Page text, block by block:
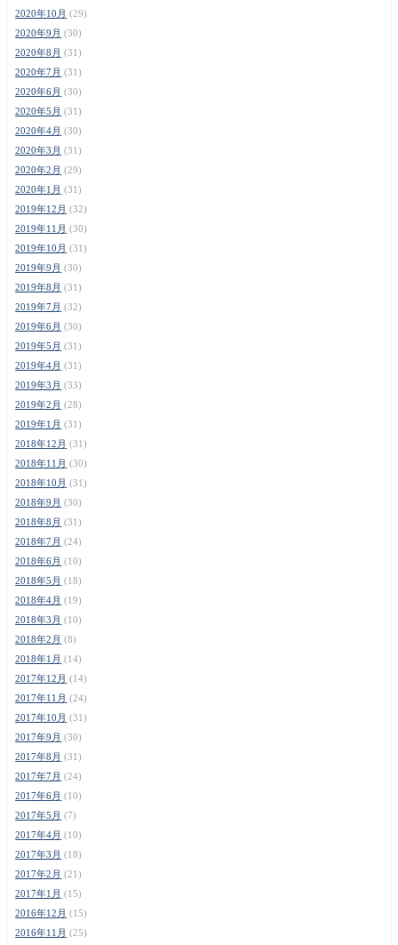
2020年10月 (29)
2020年9月 (30)
2020年8月 (31)
2020年7月 (31)
2020年6月 (30)
2020年5月 (31)
2020年4月 (30)
2020年3月 (31)
2020年2月 (29)
2020年1月 (31)
2019年12月 (32)
2019年11月 (30)
2019年10月 (31)
2019年9月 (30)
2019年8月 (31)
2019年7月 (32)
2019年6月 (30)
2019年5月 (31)
2019年4月 (31)
2019年3月 (33)
2019年2月 (28)
2019年1月 (31)
2018年12月 (31)
2018年11月 (30)
2018年10月 (31)
2018年9月 (30)
2018年8月 (31)
2018年7月 (24)
2018年6月 (10)
2018年5月 (18)
2018年4月 (19)
2018年3月 (10)
2018年2月 (8)
2018年1月 (14)
2017年12月 (14)
2017年11月 (24)
2017年10月 (31)
2017年9月 (30)
2017年8月 (31)
2017年7月 (24)
2017年6月 (10)
2017年5月 (7)
2017年4月 (10)
2017年3月 (18)
2017年2月 (21)
2017年1月 (15)
2016年12月 (15)
2016年11月 (25)